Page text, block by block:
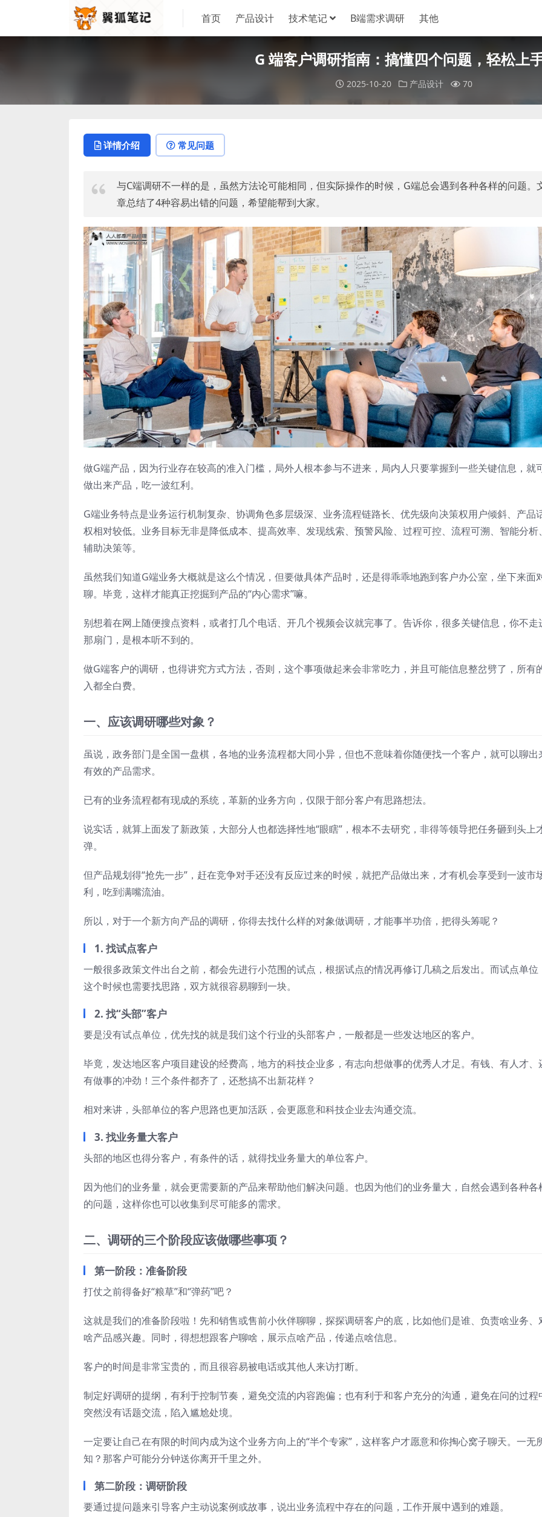
首页 产品设计 技术笔记 B端需求调研 其他
G 端客户调研指南：搞懂四个问题，轻松上
2025-10-20 产品设计 70
详情介绍 常见问题
与C端调研不一样的是，虽然方法论可能相同，但实际操作的时候，G端总会遇到各种各样的问题。
章总结了4种容易出错的问题，希望能帮到大家。
做G端产品，因为行业存在较高的准入门槛，局外人根本参与不进来，局内人只要掌握到一些关键信息，就
做出来产品，吃一波红利。
G端业务特点是业务运行机制复杂、协调角色多层级深、业务流程链路长、优先级向决策权用户倾斜、产品
权相对较低。业务目标无非是降低成本、提高效率、发现线索、预警风险、过程可控、流程可溯、智能分析
辅助决策等。
虽然我们知道G端业务大概就是这么个情况，但要做具体产品时，还是得乖乖地跑到客户办公室，坐下来面
聊。毕竟，这样才能真正挖掘到产品的“内心需求”嘛。
别想着在网上随便搜点资料，或者打几个电话、开几个视频会议就完事了。告诉你，很多关键信息，你不走
那扇门，是根本听不到的。
做G端客户的调研，也得讲究方式方法，否则，这个事项做起来会非常吃力，并且可能信息整岔劈了，所有
入都全白费。
一、应该调研哪些对象？
虽说，政务部门是全国一盘棋，各地的业务流程都大同小异，但也不意味着你随便找一个客户，就可以聊出
有效的产品需求。
已有的业务流程都有现成的系统，革新的业务方向，仅限于部分客户有思路想法。
说实话，就算上面发了新政策，大部分人也都选择性地“眼瞎”，根本不去研究，非得等领导把任务砸到头上
弹。
但产品规划得“抢先一步”，赶在竞争对手还没有反应过来的时候，就把产品做出来，才有机会享受到一波市
利，吃到满嘴流油。
所以，对于一个新方向产品的调研，你得去找什么样的对象做调研，才能事半功倍，把得头筹呢？
1. 找试点客户
一般很多政策文件出台之前，都会先进行小范围的试点，根据试点的情况再修订几稿之后发出。而试点单位
这个时候也需要找思路，双方就很容易聊到一块。
2. 找“头部”客户
要是没有试点单位，优先找的就是我们这个行业的头部客户，一般都是一些发达地区的客户。
毕竟，发达地区客户项目建设的经费高，地方的科技企业多，有志向想做事的优秀人才足。有钱、有人才、
有做事的冲劲！三个条件都齐了，还愁搞不出新花样？
相对来讲，头部单位的客户思路也更加活跃，会更愿意和科技企业去沟通交流。
3. 找业务量大客户
头部的地区也得分客户，有条件的话，就得找业务量大的单位客户。
因为他们的业务量，就会更需要新的产品来帮助他们解决问题。也因为他们的业务量大，自然会遇到各种各
的问题，这样你也可以收集到尽可能多的需求。
二、调研的三个阶段应该做哪些事项？
第一阶段：准备阶段
打仗之前得备好“粮草”和“弹药”吧？
这就是我们的准备阶段啦！先和销售或售前小伙伴聊聊，探探调研客户的底，比如他们是谁、负责啥业务、
啥产品感兴趣。同时，得想想跟客户聊啥，展示点啥产品，传递点啥信息。
客户的时间是非常宝贵的，而且很容易被电话或其他人来访打断。
制定好调研的提纲，有利于控制节奏，避免交流的内容跑偏；也有利于和客户充分的沟通，避免在问的过程
突然没有话题交流，陷入尴尬处境。
一定要让自己在有限的时间内成为这个业务方向上的“半个专家”，这样客户才愿意和你掏心窝子聊天。一无
知？那客户可能分分钟送你离开千里之外。
第二阶段：调研阶段
要通过提问题来引导客户主动说案例或故事，说出业务流程中存在的问题，工作开展中遇到的难题。